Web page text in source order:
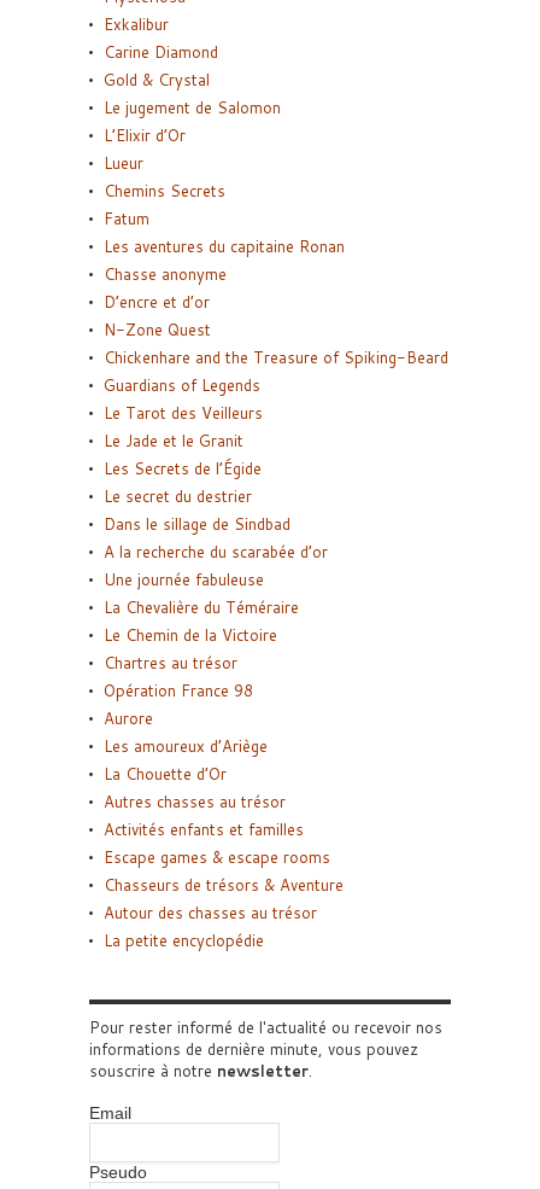
Exkalibur
Carine Diamond
Gold & Crystal
Le jugement de Salomon
L’Elixir d’Or
Lueur
Chemins Secrets
Fatum
Les aventures du capitaine Ronan
Chasse anonyme
D’encre et d’or
N-Zone Quest
Chickenhare and the Treasure of Spiking-Beard
Guardians of Legends
Le Tarot des Veilleurs
Le Jade et le Granit
Les Secrets de l’Égide
Le secret du destrier
Dans le sillage de Sindbad
A la recherche du scarabée d’or
Une journée fabuleuse
La Chevalière du Téméraire
Le Chemin de la Victoire
Chartres au trésor
Opération France 98
Aurore
Les amoureux d’Ariège
La Chouette d’Or
Autres chasses au trésor
Activités enfants et familles
Escape games & escape rooms
Chasseurs de trésors & Aventure
Autour des chasses au trésor
La petite encyclopédie
Pour rester informé de l'actualité ou recevoir nos
informations de dernière minute, vous pouvez
souscrire à notre newsletter
Email
Pseudo